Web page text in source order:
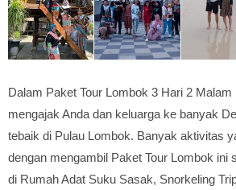
Dalam Paket Tour Lombok 3 Hari 2
mengajak Anda dan keluarga ke banyak
tebaik di Pulau Lombok. Banyak aktivitas
dengan mengambil Paket Tour Lombok ini
di Rumah Adat Suku Sasak, Snorkeling